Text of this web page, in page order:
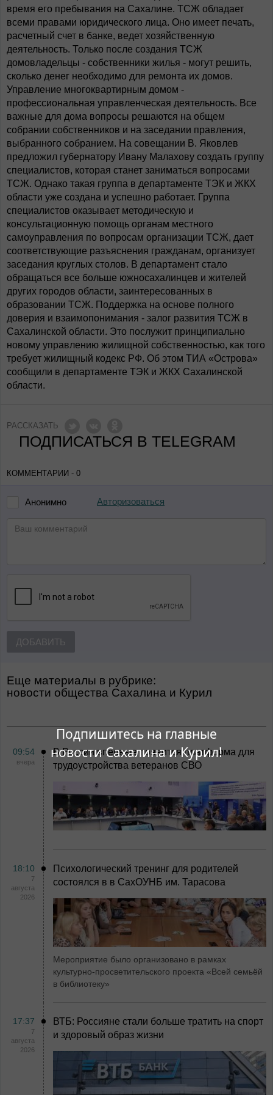
Подпишитесь на главные
новости Сахалина и Курил!
время его пребывания на Сахалине. ТСЖ обладает
всеми правами юридического лица. Оно имеет печать,
расчетный счет в банке, ведет хозяйственную
деятельность. Только после создания ТСЖ
домовладельцы - собственники жилья - могут решить,
сколько денег необходимо для ремонта их домов.
Управление многоквартирным домом -
профессиональная управленческая деятельность. Все
важные для дома вопросы решаются на общем
собрании собственников и на заседании правления,
выбранного собранием. На совещании В. Яковлев
предложил губернатору Ивану Малахову создать группу
специалистов, которая станет заниматься вопросами
ТСЖ. Однако такая группа в департаменте ТЭК и ЖКХ
области уже создана и успешно работает. Группа
специалистов оказывает методическую и
консультационную помощь органам местного
самоуправления по вопросам организации ТСЖ, дает
соответствующие разъяснения гражданам, организует
заседания круглых столов. В департамент стало
обращаться все больше южносахалинцев и жителей
других городов области, заинтересованных в
образовании ТСЖ. Поддержка на основе полного
доверия и взаимопонимания - залог развития ТСЖ в
Сахалинской области. Это послужит принципиально
новому управлению жилищной собственностью, как того
требует жилищный кодекс РФ. Об этом ТИА «Острова»
сообщили в департаменте ТЭК и ЖКХ Сахалинской
области.
РАССКАЗАТЬ
ПОДПИСАТЬСЯ В TELEGRAM
КОММЕНТАРИИ - 0
Анонимно Авторизоваться
ДОБАВИТЬ
Еще материалы в рубрике:
Новости общества Сахалина и Курил
09:54
вчера
В России впервые появится платформа для
трудоустройства ветеранов СВО
18:10
7
августа
2026
Психологический тренинг для родителей
состоялся в в СахОУНБ им. Тарасова
Мероприятие было организовано в рамках
культурно-просветительского проекта «Всей семьёй
в библиотеку»
17:37
7
августа
2026
ВТБ: Россияне стали больше тратить на спорт
и здоровый образ жизни